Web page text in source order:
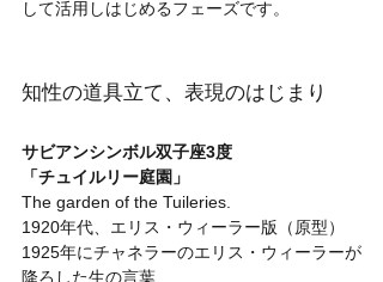
して活用しはじめるフェーズです。
知性の道具立て、表現のはじまり
サビアンシンボル双子座3度
「チュイルリー庭園」
The garden of the Tuileries.
1920年代、エリス・ウィーラー版（原型）
1925年にチャネラーのエリス・ウィーラーが
降ろした生の言葉